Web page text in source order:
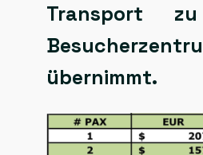
Transport
übernimmt.